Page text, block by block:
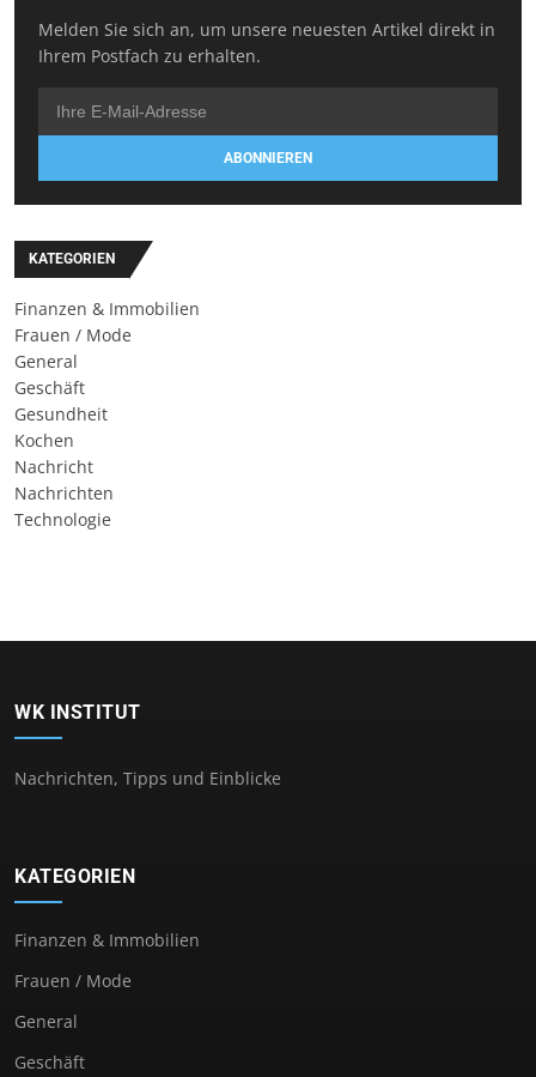
Melden Sie sich an, um unsere neuesten Artikel direkt in
Ihrem Postfach zu erhalten.
ABONNIEREN
KATEGORIEN
Finanzen & Immobilien
Frauen / Mode
General
Geschäft
Gesundheit
Kochen
Nachricht
Nachrichten
Technologie
WK INSTITUT
Nachrichten, Tipps und Einblicke
KATEGORIEN
Finanzen & Immobilien
Frauen / Mode
General
Geschäft